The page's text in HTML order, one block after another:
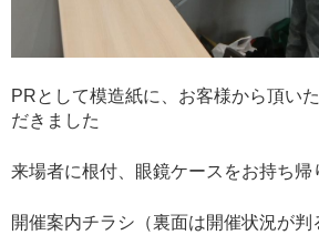
PRとして模造紙に、お客様から頂い
だきました
来場者に根付、眼鏡ケースをお持ち帰
開催案内チラシ（裏面は開催状況が判